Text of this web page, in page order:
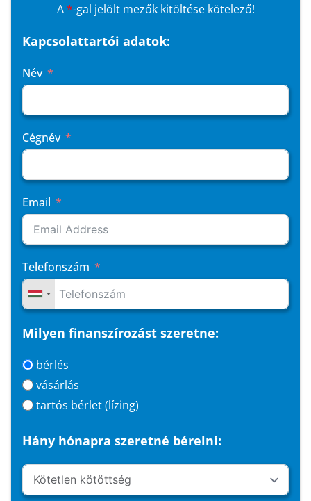
A*-gal jelölt mezők kitöltése kötelező!
Kapcsolattartói adatok:
Név
Cégnév
Email
Telefonszám
Milyen finanszírozást szeretne:
bérlés
vásárlás
tartós bérlet (lízing)
Hány hónapra szeretné bérelni: